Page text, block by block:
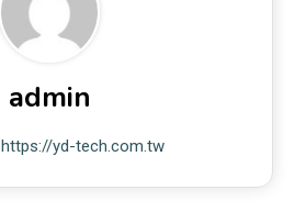
admin
https://yd-tech.com.tw